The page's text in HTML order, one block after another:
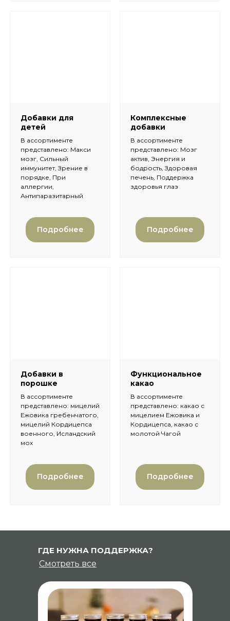
Добавки для
детей
В ассортименте
представлено: Макси
мозг, Сильный
иммунитет, Зрение в
порядке, При
аллергии,
Антипаразитарный
Подробнее
Комплексные
добавки
В ассортименте
представлено: Мозг
актив, Энергия и
бодрость, Здоровая
печень, Поддержка
здоровья глаз
Подробнее
Добавки в
порошке
В ассортименте
представлено: мицелий
Ежовика гребенчатого,
мицелий Кордицепса
военного, Исландский
мох
Подробнее
Функциональное
какао
В ассортименте
представлено: какао с
мицелием Ежовика и
Кордицепса, какао с
молотой Чагой
Подробнее
ГДЕ НУЖНА ПОДДЕРЖКА?
Смотреть все